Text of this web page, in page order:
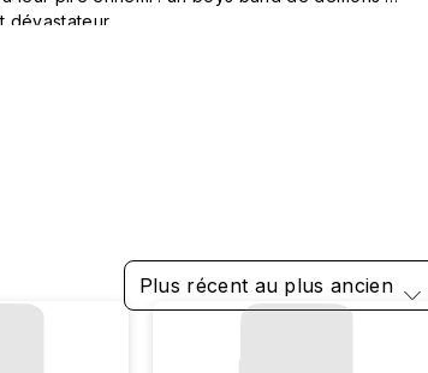
dévastateur.
Plus récent au plus ancien